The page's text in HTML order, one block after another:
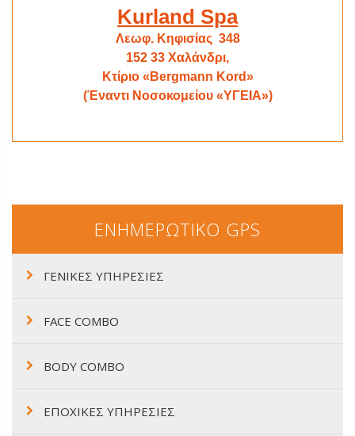
Kurland Spa
Λεωφ. Κηφισίας 348
152 33 Χαλάνδρι,
Κτίριο «Bergmann Kord»
(Έναντι Νοσοκομείου «ΥΓΕΙΑ»)
ΕΝΗΜΕΡΩΤΙΚΟ GPS
ΓΕΝΙΚΕΣ ΥΠΗΡΕΣΙΕΣ
FACE COMBO
BODY COMBO
ΕΠΟΧΙΚΕΣ ΥΠΗΡΕΣΙΕΣ